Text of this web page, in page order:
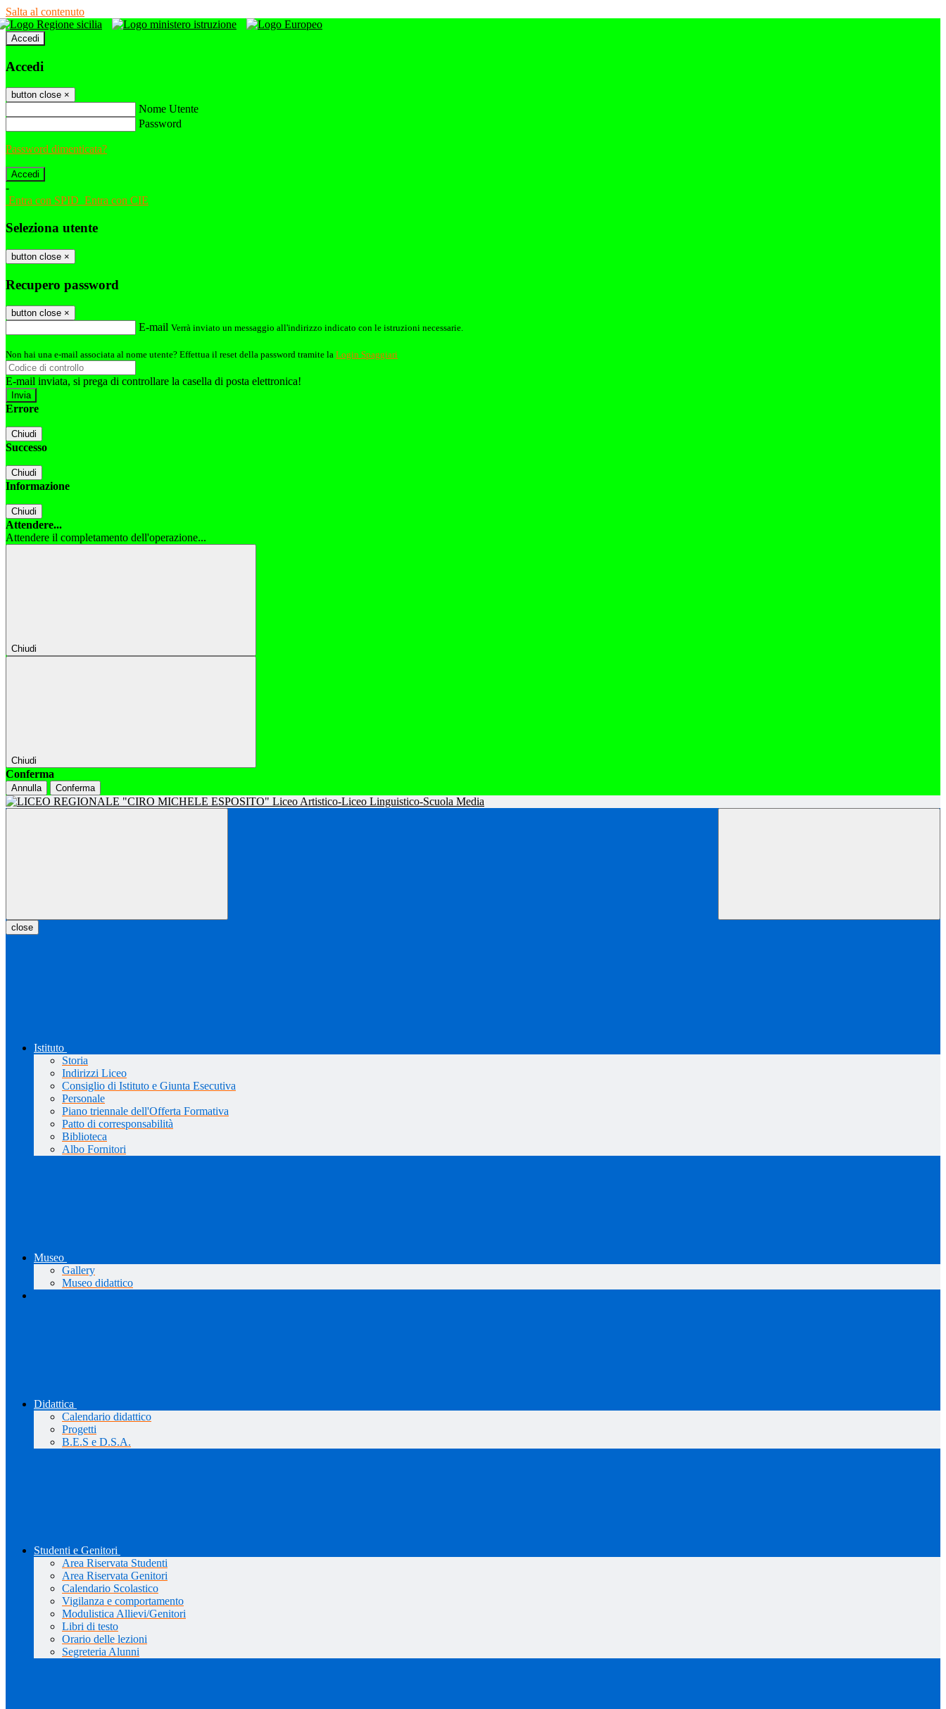
Salta al contenuto
Accedi
Accedi
button close ×
Nome Utente
Password
Password dimenticata?
-
Entra con SPID Entra con CIE
Seleziona utente
button close ×
Recupero password
button close ×
E-mail Verrà inviato un messaggio all'indirizzo indicato con le istruzioni necessarie.
Non hai una e-mail associata al nome utente? Effettua il reset della password tramite la Login Spaggiari
E-mail inviata, si prega di controllare la casella di posta elettronica!
Errore
Chiudi
Successo
Chiudi
Informazione
Chiudi
Attendere...
Attendere il completamento dell'operazione...
Chiudi
Chiudi
Conferma
Annulla Conferma
close
Istituto
Storia
Indirizzi Liceo
Consiglio di Istituto e Giunta Esecutiva
Personale
Piano triennale dell'Offerta Formativa
Patto di corresponsabilità
Biblioteca
Albo Fornitori
Museo
Gallery
Museo didattico
Didattica
Calendario didattico
Progetti
B.E.S e D.S.A.
Studenti e Genitori
Area Riservata Studenti
Area Riservata Genitori
Calendario Scolastico
Vigilanza e comportamento
Modulistica Allievi/Genitori
Libri di testo
Orario delle lezioni
Segreteria Alunni